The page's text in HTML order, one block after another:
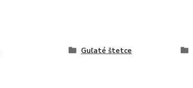
Guľaté štetce